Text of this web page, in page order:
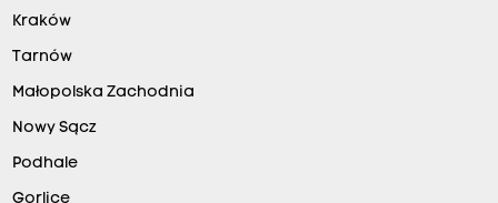
Kraków
Tarnów
Małopolska Zachodnia
Nowy Sącz
Podhale
Gorlice